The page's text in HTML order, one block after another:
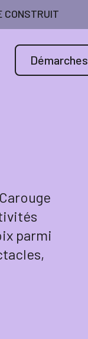
CONSTRUIT
Démarches
parmi